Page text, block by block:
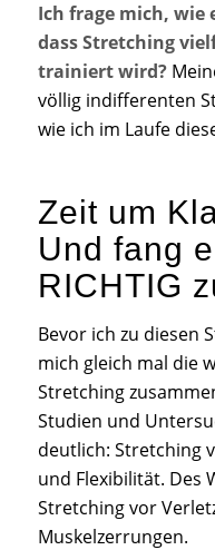
Ich frage mich, wie
dass Stretching
trainiert wird?
völlig indifferenten
wie ich im Laufe
Zeit um
Und fang
RICHTIG
Bevor ich zu diesen
mich gleich mal die
Stretching
Studien und
deutlich: Stretching
und Flexibilität. Des
Stretching vor
Muskelzerrungen.